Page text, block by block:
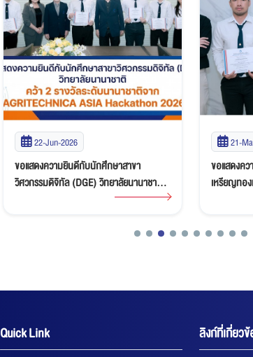
21-May-2026
ขอแสดงความยินดีกับนักศึกษา CE-TNI คว้า
เหรียญทองแดงการแข่งขันกีฬายูโด สะท้อน
ศักยภาพด้านกีฬาและความมุ่งมั่นของ
19-
นักศึกษา
Karakuri
Quick Link ลิงก์ที่เกี่ยว